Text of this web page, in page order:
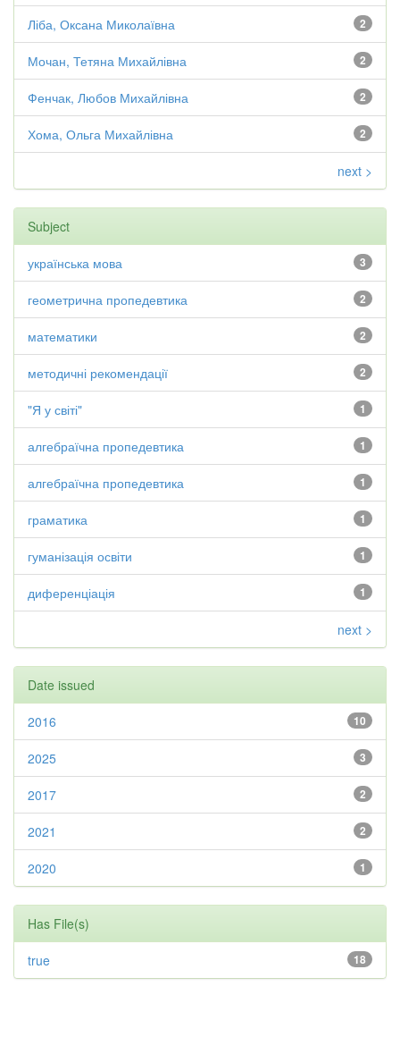
2
Ліба, Оксана Миколаївна
2
Мочан, Тетяна Михайлівна
2
Фенчак, Любов Михайлівна
2
Хома, Ольга Михайлівна
next >
Subject
3
українська мова
2
геометрична пропедевтика
2
математики
2
методичні рекомендації
1
"Я у світі"
1
алгебраїчна пропедевтика
1
алгебраїчна пропедевтика
1
граматика
1
гуманізація освіти
1
диференціація
next >
Date issued
10
2016
3
2025
2
2017
2
2021
1
2020
Has File(s)
18
true